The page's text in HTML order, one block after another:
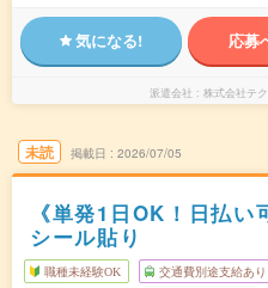
気になる! 応募
派遣会社 株式会社テ
未読 掲載日 2026/07/05
《単発1日OK！日払
シール貼り
職種未経験OK 交通費別途支給あり